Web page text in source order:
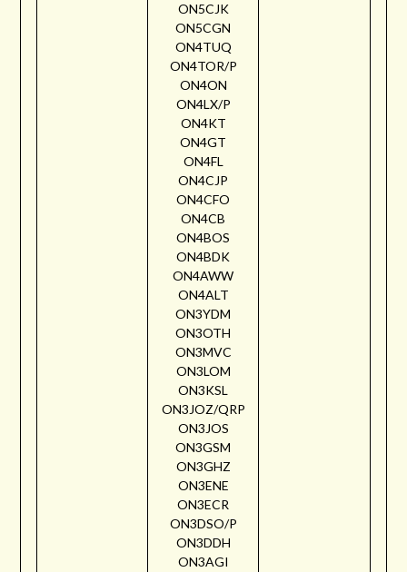
ON5CJK
ON5CGN
ON4TUQ
ON4TOR/P
ON4ON
ON4LX/P
ON4KT
ON4GT
ON4FL
ON4CJP
ON4CFO
ON4CB
ON4BOS
ON4BDK
ON4AWW
ON4ALT
ON3YDM
ON3OTH
ON3MVC
ON3LOM
ON3KSL
ON3JOZ/QRP
ON3JOS
ON3GSM
ON3GHZ
ON3ENE
ON3ECR
ON3DSO/P
ON3DDH
ON3AGI